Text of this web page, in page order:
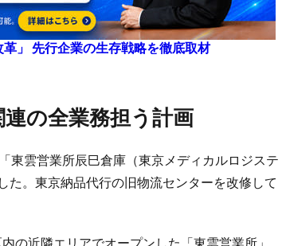
」 先行企業の生存戦略を徹底取材
連の全業務担う計画
東雲営業所辰巳倉庫（東京メディカルロジステ
。東京納品代行の旧物流センターを改修して
の近隣エリアでオープンした「東雲営業所」